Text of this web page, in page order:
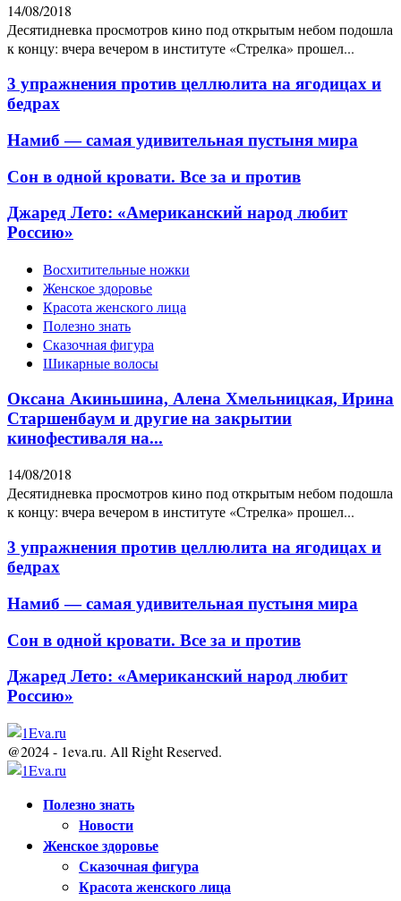
14/08/2018
Десятидневка просмотров кино под открытым небом подошла
к концу: вчера вечером в институте «Стрелка» прошел...
3 упражнения против целлюлита на ягодицах и
бедрах
Намиб — самая удивительная пустыня мира
Сон в одной кровати. Все за и против
Джаред Лето: «Американский народ любит
Россию»
Восхитительные ножки
Женское здоровье
Красота женского лица
Полезно знать
Сказочная фигура
Шикарные волосы
Оксана Акиньшина, Алена Хмельницкая, Ирина
Старшенбаум и другие на закрытии
кинофестиваля на...
14/08/2018
Десятидневка просмотров кино под открытым небом подошла
к концу: вчера вечером в институте «Стрелка» прошел...
3 упражнения против целлюлита на ягодицах и
бедрах
Намиб — самая удивительная пустыня мира
Сон в одной кровати. Все за и против
Джаред Лето: «Американский народ любит
Россию»
@2024 - 1eva.ru. All Right Reserved.
Полезно знать
Новости
Женское здоровье
Сказочная фигура
Красота женского лица